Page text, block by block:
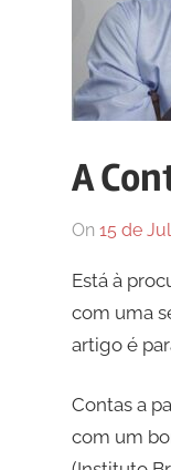
A
On 15 de
Está à
com uma
artigo é
Contas a
com um